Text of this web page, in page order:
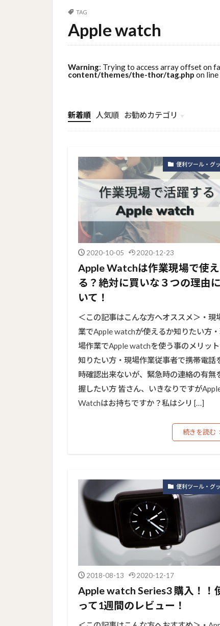
TAG
Apple watch
Warning: Trying to access array offset on
content/themes/the-thor/tag.php on line
新着順 人気順
お勧めカテゴリ
トップメニュー
ソーシャルリンクメニュー
コンサルタント
便利ツール・グ
2020-10-05 2020-12-23
Apple Watchは作業現場で使え
る？絶対に買いな３つの理由
いて！
＜この記事はこんな方へオススメ＞・現
業でApple watchが使えるか知りたい方
場作業でApple watchを使う事のメリッ
知りたい方・現場作業従事者で携帯電話
時確認出来ないが、緊急時の連絡の有無
握したい方 皆さん、いきなりですが
Watchはお持ちですか？私はシリ […]
続きを読む
便利ツール・グ
2018-08-13 2020-12-17
Apple watch Series3 購入！！
って1週間のレビュー！